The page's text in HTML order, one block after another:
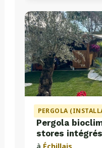
PERGOLA
Pergola
stores intégrés